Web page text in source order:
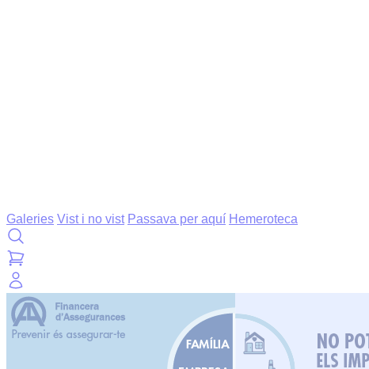
Galeries Vist i no vist Passava per aquí Hemeroteca